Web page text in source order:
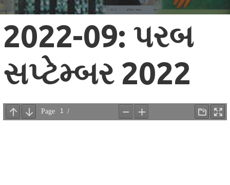
2022-09: પરબ
સપ્ટેમ્બર 2022